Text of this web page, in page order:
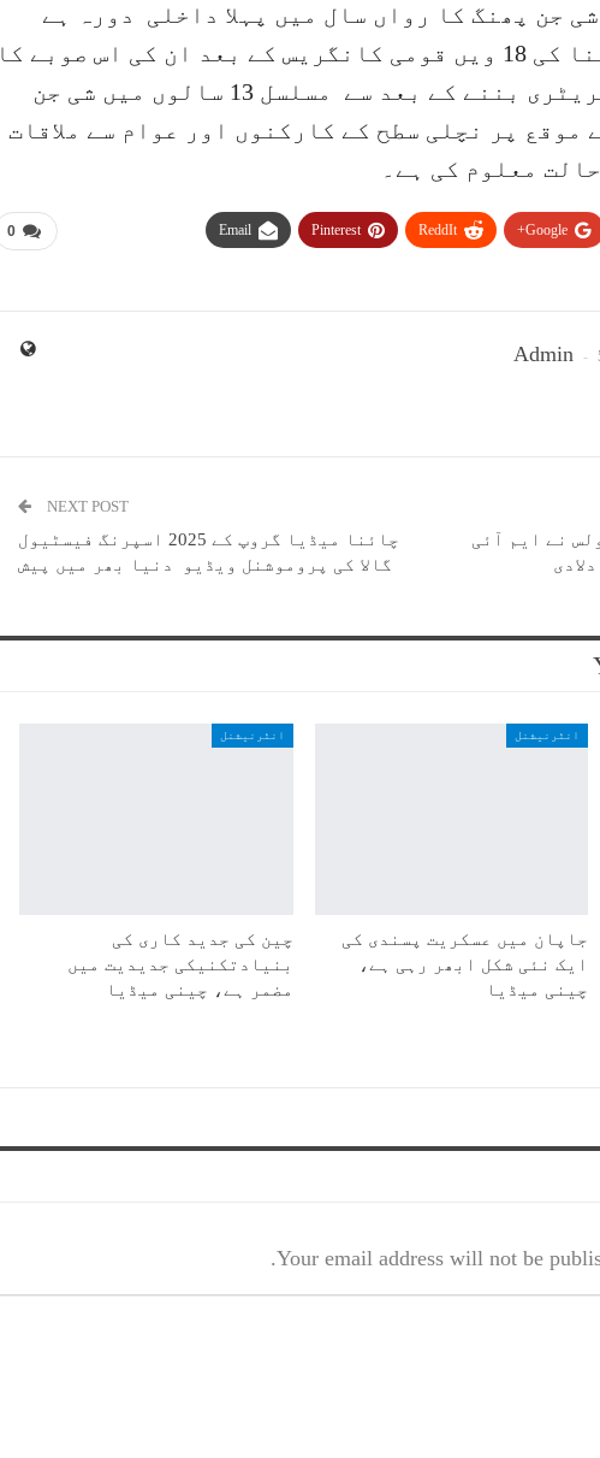
جن پھنگ کا رواں سال میں پہلا داخلی دورہ ہے
اور کمیونسٹ پارٹی آف چائنا کی 18 ویں قومی کانگریس کے بعد ان کی اس صوبے کا
چوتھا دورہ ہے۔ جنرل سیکریٹری بننے کے بعد سے مسلسل 13 سالوں میں شی جن
موقع پر نچلی سطح کے کارکنوں اور عوام سے ملاقات
معلوم کی ہے۔
0 Google+
ReddIt
Pinterest
Email
Admin
نکولس نے ایم آئی
NEXT POST
چائنا میڈیا گروپ کے 2025 اسپرنگ فیسٹیول
گالا کی پروموشنل ویڈیو دنیا بھر میں پیش
انٹرنیشنل
جاپان میں عسکریت پسندی کی
ایک نئی شکل ابھر رہی ہے،
چینی میڈیا
انٹرنیشنل
چین کی جدید کاری کی
بنیادتکنیکی جدیدیت میں
مضمر ہے، چینی میڈیا
Your email address will not be